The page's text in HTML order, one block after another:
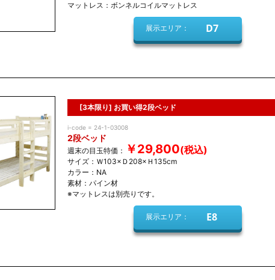
マットレス：ボンネルコイルマットレス
展示エリア： D7
[3本限り] お買い得2段ベッド
i-code = 24-1-03008
2段ベッド
週末の目玉特価： ￥29,800
サイズ：Ｗ103×Ｄ208×Ｈ135cm
カラー：NA
素材：パイン材
※マットレスは別売りです。
展示エリア： E8